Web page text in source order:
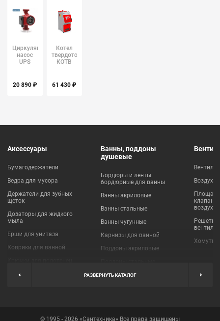
Циркуляционный
насос
UPS
20 890 ₽
Котел
твердотопливный
КОТВ
61 430 ₽
Аксессуары
Бумагодержатели
Ведра для мусора
Держатели для зубных
щеток
Дозаторы для жидкого
мыла
Ерши для унитаза
Коврики для ванной
Мыльницы
Ванны, поддоны
душевые
Бордюры и ленты
бордюрные для ванны
Ванны акриловые
Ванны стальные
Ванны чугунные
Карнизы для ванной
Поддоны акриловые
Пробки для ванн
клапаны
Решетки
Хомуты
РАЗВЕРНУТЬ КАТАЛОГ
© 1995 - 2026 «Сантехника» Все права защищены